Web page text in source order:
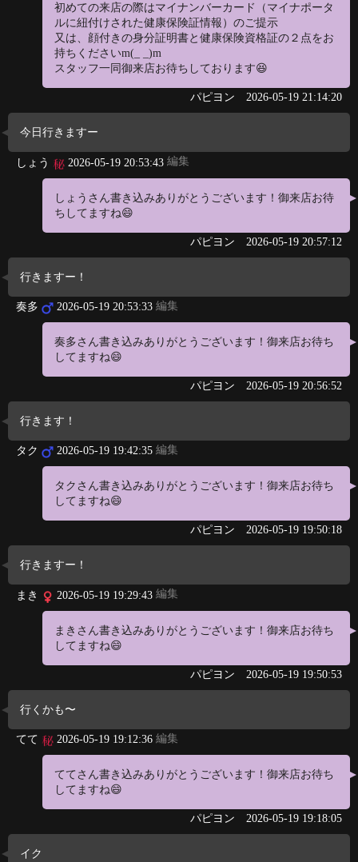
初めての来店の際はマイナンバーカード（マイナポータ
ルに紐付けされた健康保険証情報）のご提示
又は、顔付きの身分証明書と健康保険資格証の２点をお
持ちくださいm(_ _)m
スタッフ一同御来店お待ちしております😆
パピヨン 2026-05-19 21:14:20
今日行きますー
しょう 2026-05-19 20:53:43 編集
しょうさん書き込みありがとうございます！御来店お待
ちしてますね😄
パピヨン 2026-05-19 20:57:12
行きますー！
奏多 2026-05-19 20:53:33 編集
奏多さん書き込みありがとうございます！御来店お待ち
してますね😄
パピヨン 2026-05-19 20:56:52
行きます！
タク 2026-05-19 19:42:35 編集
タクさん書き込みありがとうございます！御来店お待ち
してますね😄
パピヨン 2026-05-19 19:50:18
行きますー！
まき 2026-05-19 19:29:43 編集
まきさん書き込みありがとうございます！御来店お待ち
してますね😄
パピヨン 2026-05-19 19:50:53
行くかも〜
てて 2026-05-19 19:12:36 編集
ててさん書き込みありがとうございます！御来店お待ち
してますね😄
パピヨン 2026-05-19 19:18:05
イク